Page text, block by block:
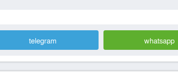
whatsapp
telegram